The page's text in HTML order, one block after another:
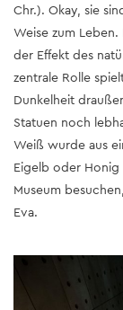
Chr.). Okay, sie
Weise zum
der Effekt des
zentrale Rolle
Dunkelheit
Statuen noch
Weiß wurde aus
Eigelb oder Honig
Museum
Eva.